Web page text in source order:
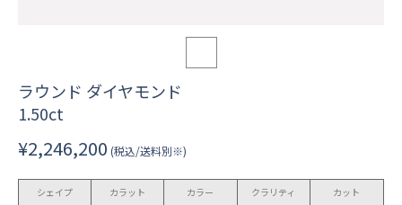
ラウンド ダイヤモンド
1.50ct
¥2,246,200 (税込/送料別※)
シェイプ カラット カラー クラリティ カット